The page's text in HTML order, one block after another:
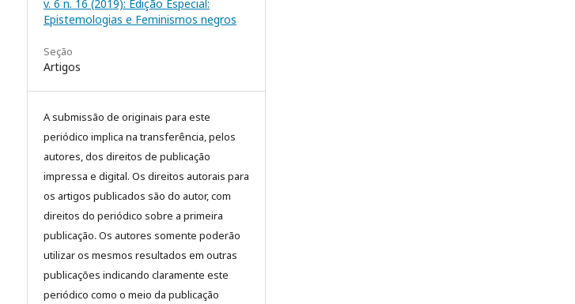
v. 6 n. 16 (2019): Edição Especial:
Epistemologias e Feminismos negros
Seção
Artigos
A submissão de originais para este
periódico implica na transferência, pelos
autores, dos direitos de publicação
impressa e digital. Os direitos autorais para
os artigos publicados são do autor, com
direitos do periódico sobre a primeira
publicação. Os autores somente poderão
utilizar os mesmos resultados em outras
publicações indicando claramente este
periódico como o meio da publicação